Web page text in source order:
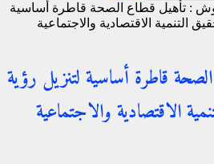
: تأهيل قطاع الصحة قاطرة أساسية
التنمية الاقتصادية والاجتماعية
قاطرة أساسية لتنزيل رؤية
الاقتصادية والاجتماعية